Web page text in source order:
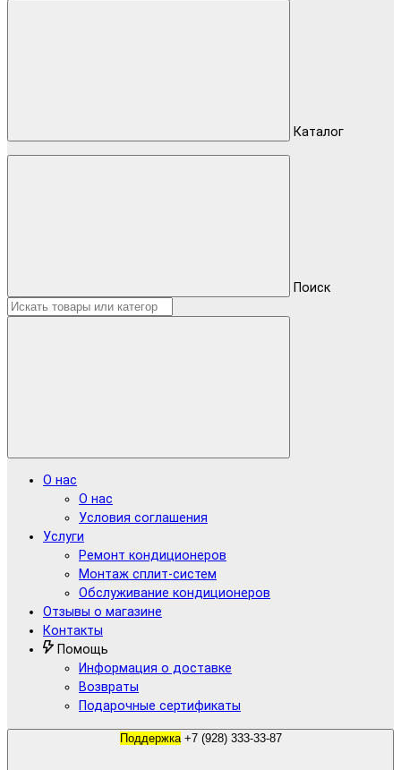
Каталог
Поиск
О нас
О нас
Условия соглашения
Услуги
Ремонт кондиционеров
Монтаж сплит-систем
Обслуживание кондиционеров
Отзывы о магазине
Контакты
Помощь
Информация о доставке
Возвраты
Подарочные сертификаты
Поддержка +7 (928) 333-33-87